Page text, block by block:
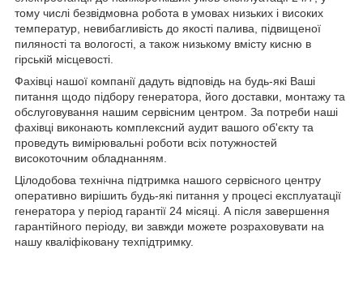
тому числі безвідмовна робота в умовах низьких і високих
температур, невибагливість до якості палива, підвищеної
пиляності та вологості, а також низькому вмісту кисню в
гірській місцевості.
Фахівці нашої компанії дадуть відповідь на будь-які Ваші
питання щодо підбору генератора, його доставки, монтажу та
обслуговування нашим сервісним центром. За потреби наші
фахівці виконають комплексний аудит вашого об'єкту та
проведуть вимірювальні роботи всіх потужностей
високоточним обладнанням.
Цілодобова технічна підтримка нашого сервісного центру
оперативно вирішить будь-які питання у процесі експлуатації
генератора у період гарантії 24 місяці. А після завершення
гарантійного періоду, ви завжди можете розраховувати на
нашу кваліфіковану техпідтримку.